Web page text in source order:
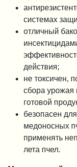
системах
отличный
действия;
не токсичен,
сбора урожая
готовой
безопасен
медоносных
применять
лета пчел.